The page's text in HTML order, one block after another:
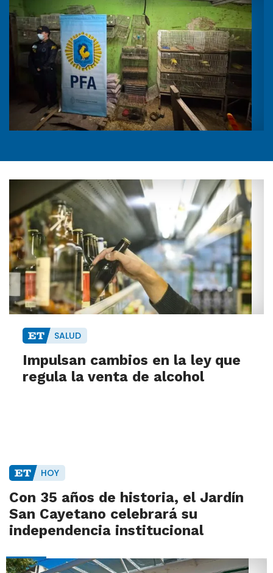
SALUD
Impulsan cambios en la ley que
regula la venta de alcohol
HOY
Con 35 años de historia, el Jardín
San Cayetano celebrará su
independencia institucional